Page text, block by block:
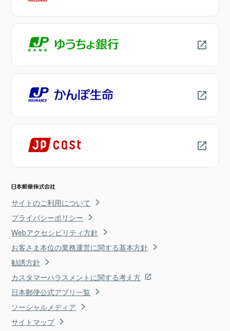
サイトのご利用について
プライバシーポリシー
Webアクセシビリティ方針
お客さま本位の業務運営に関する基本方針
勧誘方針
カスタマーハラスメントに関する考え方
日本郵便公式アプリ一覧
ソーシャルメディア
サイトマップ